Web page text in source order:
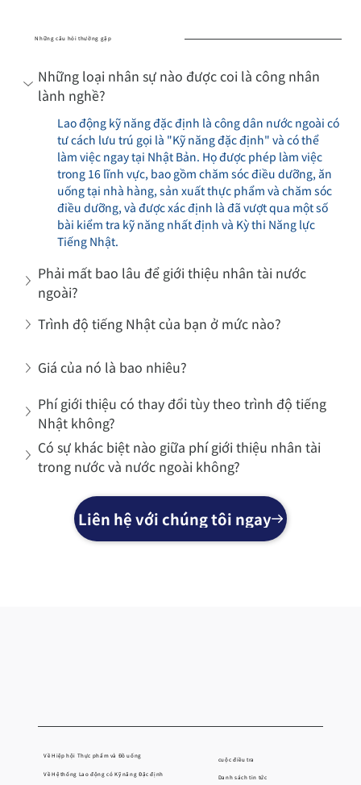
Những câu hỏi thường gặp
Những loại nhân sự nào được coi là công nhân
lành nghề?
Lao động kỹ năng đặc định là công dân nước ngoài có
tư cách lưu trú gọi là "Kỹ năng đặc định" và có thể
làm việc ngay tại Nhật Bản. Họ được phép làm việc
trong 16 lĩnh vực, bao gồm chăm sóc điều dưỡng, ăn
uống tại nhà hàng, sản xuất thực phẩm và chăm sóc
điều dưỡng, và được xác định là đã vượt qua một số
bài kiểm tra kỹ năng nhất định và Kỳ thi Năng lực
Tiếng Nhật.
Phải mất bao lâu để giới thiệu nhân tài nước
ngoài?
Trình độ tiếng Nhật của bạn ở mức nào?
Giá của nó là bao nhiêu?
Phí giới thiệu có thay đổi tùy theo trình độ tiếng
Nhật không?
Có sự khác biệt nào giữa phí giới thiệu nhân tài
trong nước và nước ngoài không?
Liên hệ với chúng tôi ngay
Về Hiệp hội Thực phẩm và Đồ uống
Về Hệ thống Lao động có Kỹ năng Đặc định
cuộc điều tra
Danh sách tin tức